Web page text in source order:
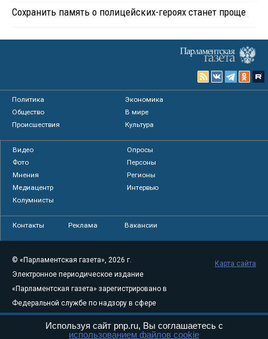
Сохранить память о полицейских-героях станет проще
Политика
Экономика
Общество
В мире
Происшествия
Культура
Видео
Опросы
Фото
Персоны
Мнения
Регионы
Медиацентр
Интервью
Колумнисты
Контакты Реклама Вакансии
© «Парламентская газета», 2026 г.
Электронное периодическое издание
«Парламентская газета» зарегистрировано в
Федеральной службе по надзору в сфере
связи, информационных технологий и
массовых коммуникаций (Роскомнадзор) 05
Карта сайта
Используя сайт pnp.ru, Вы соглашаетесь с
использованием файлов cookie